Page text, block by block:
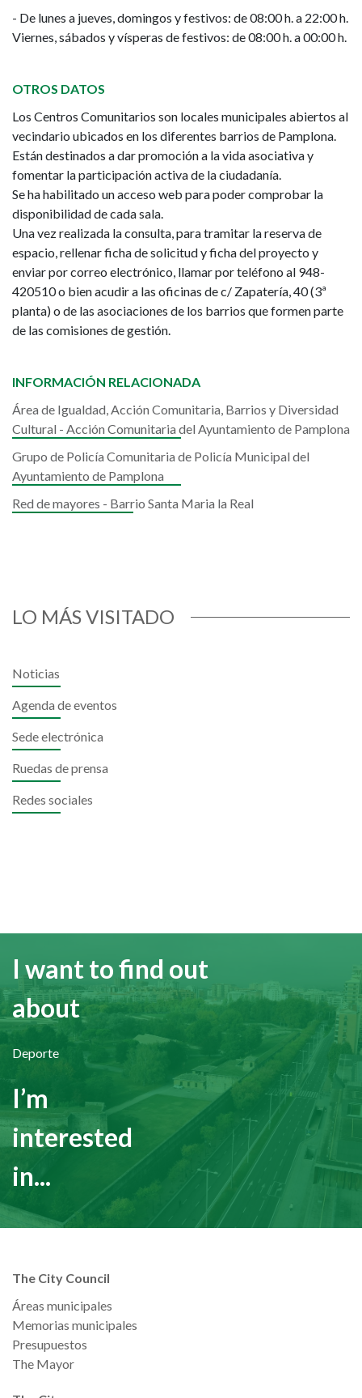
- De lunes a jueves, domingos y festivos: de 08:00 h. a 22:00 h.
Viernes, sábados y vísperas de festivos: de 08:00 h. a 00:00 h.
OTROS DATOS
Los Centros Comunitarios son locales municipales abiertos al
vecindario ubicados en los diferentes barrios de Pamplona.
Están destinados a dar promoción a la vida asociativa y
fomentar la participación activa de la ciudadanía.
Se ha habilitado un acceso web para poder comprobar la
disponibilidad de cada sala.
Una vez realizada la consulta, para tramitar la reserva de
espacio, rellenar ficha de solicitud y ficha del proyecto y
enviar por correo electrónico, llamar por teléfono al 948-
420510 o bien acudir a las oficinas de c/ Zapatería, 40 (3ª
planta) o de las asociaciones de los barrios que formen parte
de las comisiones de gestión.
INFORMACIÓN RELACIONADA
Área de Igualdad, Acción Comunitaria, Barrios y Diversidad
Cultural - Acción Comunitaria del Ayuntamiento de Pamplona
Grupo de Policía Comunitaria de Policía Municipal del
Ayuntamiento de Pamplona
Red de mayores - Barrio Santa Maria la Real
LO MÁS VISITADO
Noticias
Agenda de eventos
Sede electrónica
Ruedas de prensa
Redes sociales
I want to find out
about
Deporte
I’m
interested
in...
The City Council
Áreas municipales
Memorias municipales
Presupuestos
The Mayor